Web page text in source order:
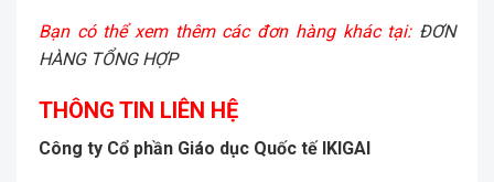
Bạn có thể xem thêm các đơn hàng khác tại: ĐƠN
HÀNG TỔNG HỢP
THÔNG TIN LIÊN HỆ
Công ty Cổ phần Giáo dục Quốc tế IKIGAI